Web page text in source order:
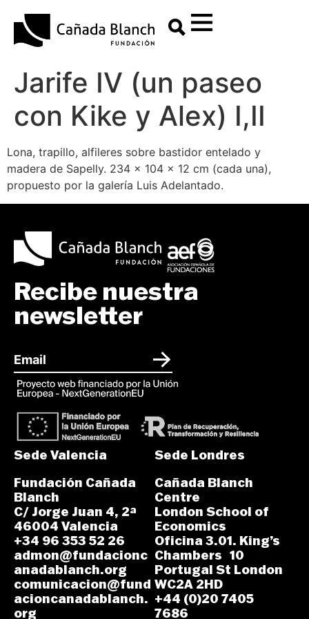
Jarife IV (un paseo
con Kike y Alex) I,II
Lona, trapillo, alfileres sobre bastidor entelado y
madera de Sapelly. 234 x 104 x 12 cm (cada una),
propuesto por la galería Luis Adelantado.
Recibe nuestra
newsletter
Sede Valencia
Fundación Cañada
Blanch
C/ Jorge Juan 4, 2ª
46004 Valencia
+34 96 353 52 26
admon@fundacionc
anadablanch.org
comunicacion@fund
acioncanadablanch.
org
Sede Londres
Cañada Blanch
Centre
London School of
Economics
Oficina 3.01. King’s
Chambers 10
Portugal St London
WC2A 2HD
+44 (0)20 7405
7686